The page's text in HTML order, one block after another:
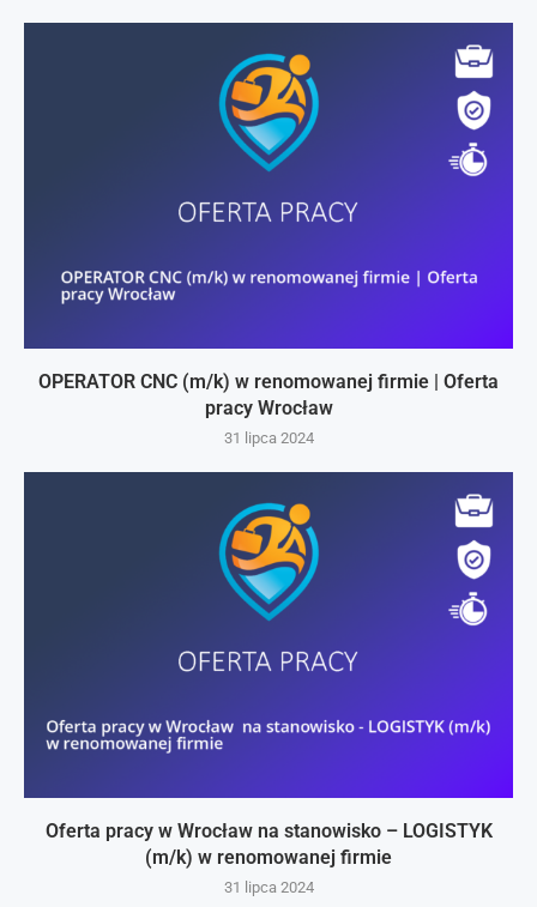
OPERATOR CNC (m/k) w renomowanej firmie | Oferta
pracy Wrocław
31 lipca 2024
Oferta pracy w Wrocław na stanowisko – LOGISTYK
(m/k) w renomowanej firmie
31 lipca 2024